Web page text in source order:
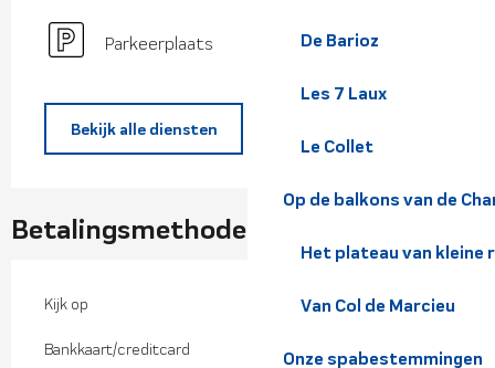
De Barioz
Les 7 Laux
Le Collet
Op de balkons van de
Het plateau van kleine
Van Col de Marcieu
Onze spabestemmingen
Parkeerplaats
Bekijk alle diensten
Betalingsmethoden
Kijk op
Bankkaart/creditcard